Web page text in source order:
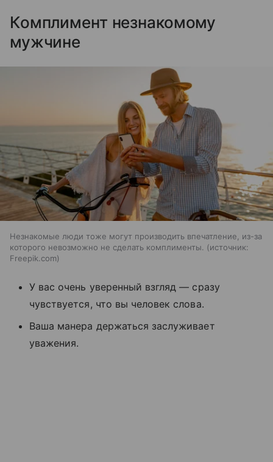
Комплимент незнакомому
мужчине
Незнакомые люди тоже могут производить впечатление, из-за
которого невозможно не сделать комплименты.
источник:
Freepik.com
У вас очень уверенный взгляд — сразу
чувствуется, что вы человек слова.
Ваша манера держаться заслуживает
уважения.